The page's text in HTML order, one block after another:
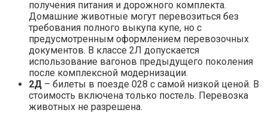
получения питания и дорожного комплекта.
Домашние животные могут перевозиться без
требования полного выкупа купе, но с
предусмотренным оформлением перевозочных
документов. В классе 2Л допускается
использование вагонов предыдущего поколения
после комплексной модернизации.
2Д – билеты в поезде 028 с самой низкой ценой. В
стоимость включена только постель. Перевозка
животных не разрешена.